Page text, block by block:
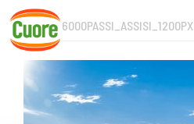
Skip
content
COVER_6000PASSI_ASSISI_1200PX